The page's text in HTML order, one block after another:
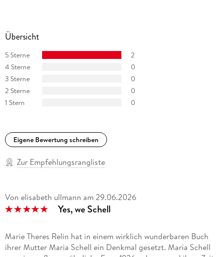
Übersicht
5 Sterne
2
4 Sterne
0
3 Sterne
0
2 Sterne
0
1 Stern
0
Eigene Bewertung schreiben
Zur Empfehlungsrangliste
Von elisabeth ullmann am 29.06.2026
Yes, we Schell
Marie Theres Relin hat in einem wirklich wunderbaren Buch
ihrer Mutter Maria Schell ein Denkmal gesetzt. Maria Schell